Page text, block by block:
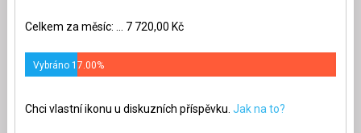
Celkem za měsíc: ... 7 720,00 Kč
Vybráno 17.00%
Chci vlastní ikonu u diskuzních příspěvku. Jak na to?